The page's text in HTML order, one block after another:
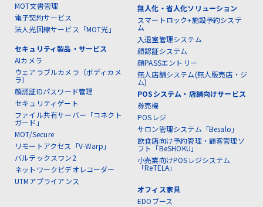
MOT文書管理
電子契約サービス
法人光回線サービス「MOT光」
セキュリティ製品・サービス
AIカメラ
ウェアラブルカメラ（ボディカメ
ラ）
顔認証IDパスワード管理
セキュリティゲート
ファイル共有サーバー「コネクト
ガード」
MOT/Secure
リモートアクセス「V-Warp」
バルテックスワン2
ネットワークビデオレコーダー
UTMアプライアンス
無人化・省人化ソリューション
スマートロック+施設予約システ
ム
入退室管理システム
顔認証システム
顔PASSエントリー
無人店舗システム(無人販売店・ジ
ム)
POSシステム・店舗向けサービス
券売機
POSレジ
サロン管理システム「Besalo」
飲食店向け予約管理・顧客管理ソ
フト「BeSHOKU」
小売業向けPOSレジシステム
「ReTELA」
オフィス家具
EDOブース